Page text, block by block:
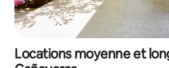
Locations moyenne et